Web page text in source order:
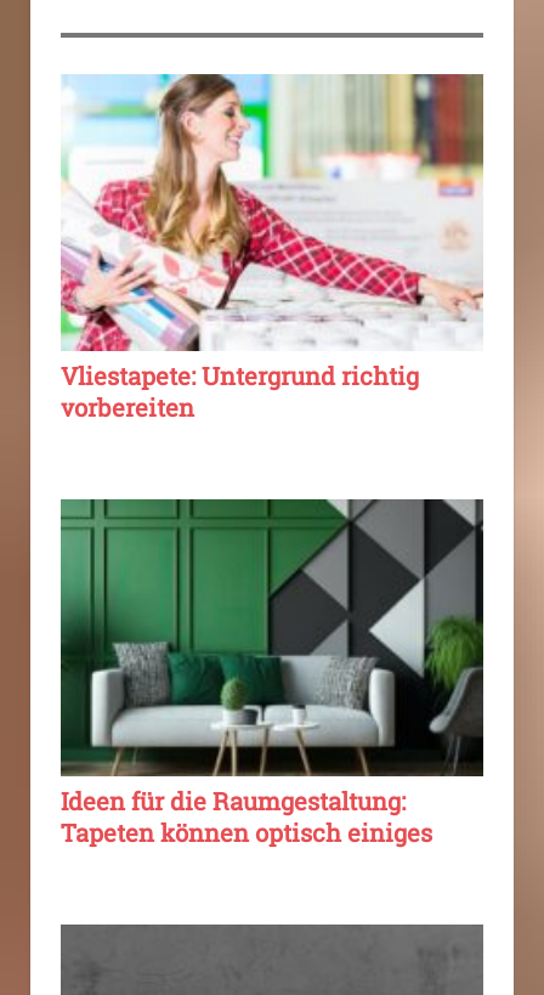
Vliestapete: Untergrund richtig
vorbereiten
Ideen für die Raumgestaltung:
Tapeten können optisch einiges